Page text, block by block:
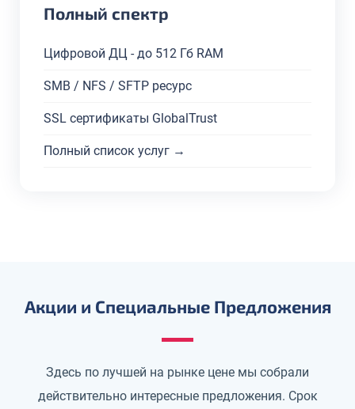
Полный спектр
Цифровой ДЦ - до 512 Гб RAM
SMB / NFS / SFTP ресурс
SSL сертификаты GlobalTrust
Полный список услуг →
Акции и Специальные Предложения
Здесь по лучшей на рынке цене мы собрали
действительно интересные предложения. Срок